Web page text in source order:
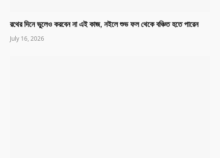
রথের দিনে ভুলেও করবেন না এই কাজ, নইলে শুভ ফল থেকে বঞ্চিত হতে পারেন
July 16, 2026